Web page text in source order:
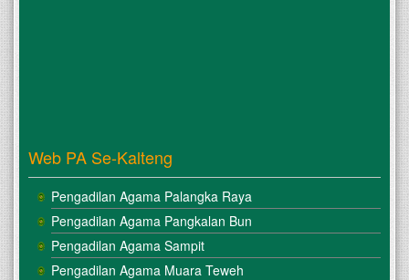
Web PA Se-Kalteng
Pengadilan Agama Palangka Raya
Pengadilan Agama Pangkalan Bun
Pengadilan Agama Sampit
Pengadilan Agama Muara Teweh